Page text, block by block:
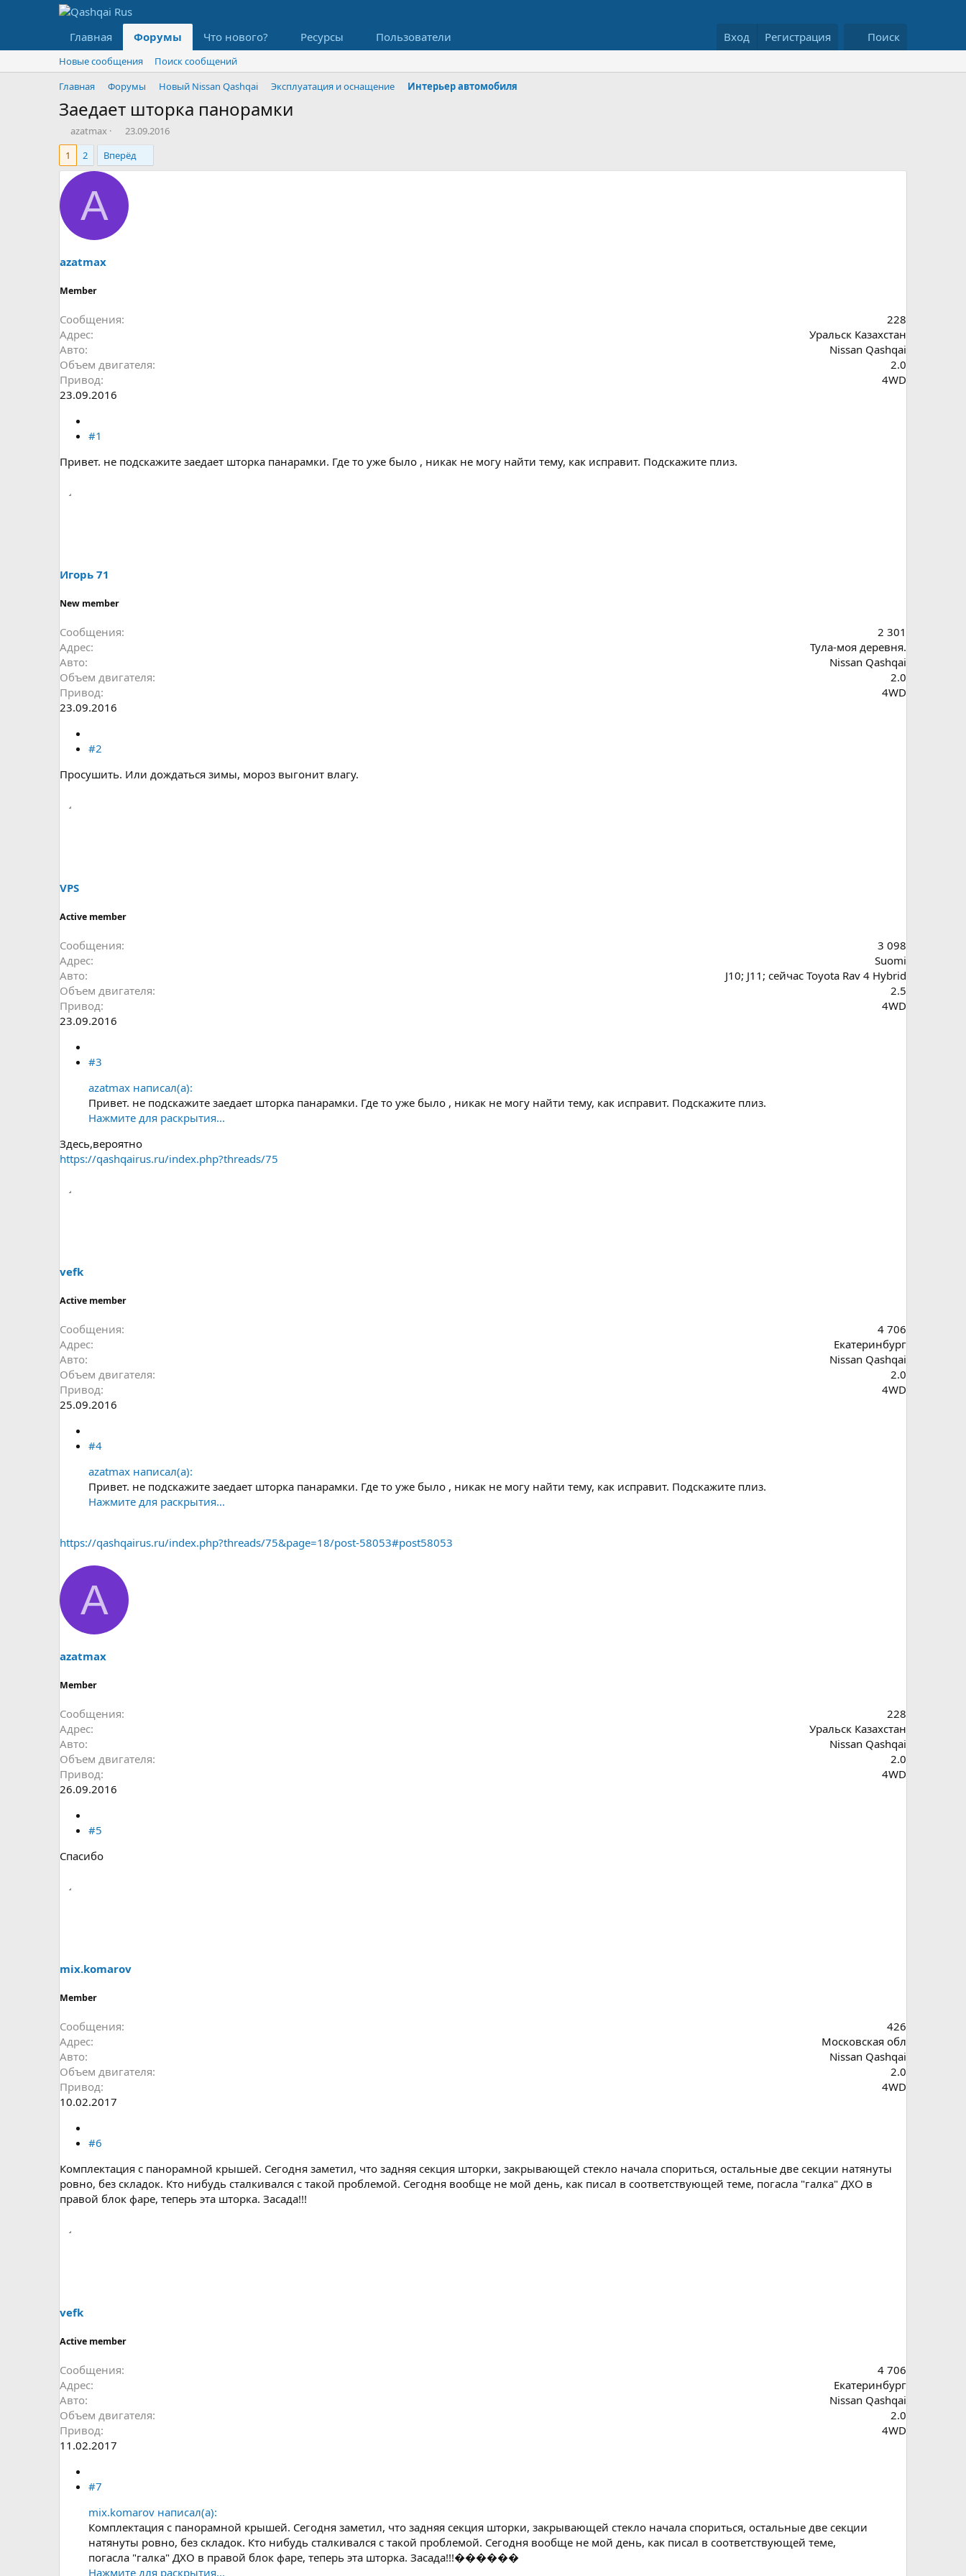
Главная Форумы Что нового? Ресурсы Пользователи Вход Регистрация Поиск
Новые сообщения
Поиск сообщений
Главная
Форумы Новый Nissan Qashqai Эксплуатация и оснащение Интерьер автомобиля
Заедает шторка панорамки
А
в
о
р
ы
azatmax
Д
а
т
а
а
ч
а
23.09.2016
1
2 Вперёд
A
azatmax
Member
Сообщения
228
Адрес
Уральск Казахстан
Авто
Nissan Qashqai
Объем двигателя
2.0
Привод
4WD
23.09.2016
#1
Привет. не подскажите заедает шторка панарамки. Где то уже было , никак не могу найти тему, как исправит. Подскажите плиз.
Игорь 71
New member
Сообщения
2 301
Адрес
Тула-моя деревня.
Авто
Nissan Qashqai
Объем двигателя
2.0
Привод
4WD
23.09.2016
#2
Просушить. Или дождаться зимы, мороз выгонит влагу.
VPS
Active member
Сообщения
3 098
Адрес
Suomi
Авто
J10; J11; сейчас Toyota Rav 4 Hybrid
Объем двигателя
2.5
Привод
4WD
23.09.2016
#3
azatmax написал(а):
Привет. не подскажите заедает шторка панарамки. Где то уже было , никак не могу найти тему, как исправит. Подскажите плиз.
Нажмите для раскрытия...
Здесь,вероятно
https://qashqairus.ru/index.php?threads/75
vefk
Active member
Сообщения
4 706
Адрес
Екатеринбург
Авто
Nissan Qashqai
Объем двигателя
2.0
Привод
4WD
25.09.2016
#4
azatmax написал(а):
Привет. не подскажите заедает шторка панарамки. Где то уже было , никак не могу найти тему, как исправит. Подскажите плиз.
Нажмите для раскрытия...
https://qashqairus.ru/index.php?threads/75&page=18/post-58053#post58053
A
azatmax
Member
Сообщения
228
Адрес
Уральск Казахстан
Авто
Nissan Qashqai
Объем двигателя
2.0
Привод
4WD
26.09.2016
#5
Спасибо
mix.komarov
Member
Сообщения
426
Адрес
Московская обл
Авто
Nissan Qashqai
Объем двигателя
2.0
Привод
4WD
10.02.2017
#6
Комплектация с панорамной крышей. Сегодня заметил, что задняя секция шторки, закрывающей стекло начала спориться, остальные две секции натянуты
ровно, без складок. Кто нибудь сталкивался с такой проблемой. Сегодня вообще не мой день, как писал в соответствующей теме, погасла "галка" ДХО в
правой блок фаре, теперь эта шторка. Засада!!!
vefk
Active member
Сообщения
4 706
Адрес
Екатеринбург
Авто
Nissan Qashqai
Объем двигателя
2.0
Привод
4WD
11.02.2017
#7
mix.komarov написал(а):
Комплектация с панорамной крышей. Сегодня заметил, что задняя секция шторки, закрывающей стекло начала спориться, остальные две секции
натянуты ровно, без складок. Кто нибудь сталкивался с такой проблемой. Сегодня вообще не мой день, как писал в соответствующей теме,
погасла "галка" ДХО в правой блок фаре, теперь эта шторка. Засада!!!������
Нажмите для раскрытия...